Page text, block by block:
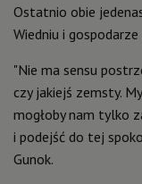
Ostatnio obie
Wiedniu i
"Nie ma sensu
czy jakiejś zemsty.
mogłoby nam tylko
i podejść do tej
Gunok.